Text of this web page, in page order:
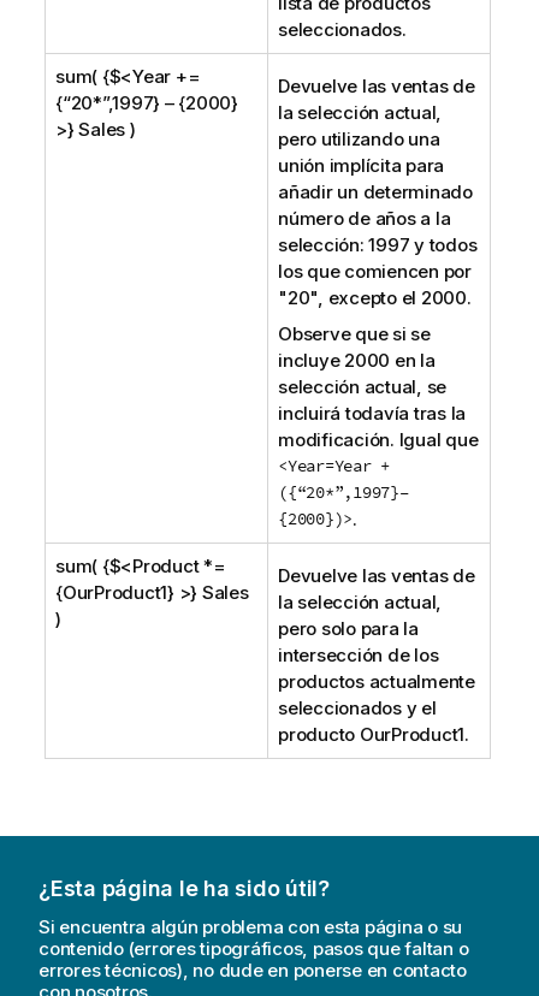
seleccionados.
sum( {$<Year +=
{“20*”,1997} – {2000}
>} Sales )
Devuelve las ventas de
la selección actual,
pero utilizando una
unión implícita para
añadir un determinado
número de años a la
selección: 1997 y todos
los que comiencen por
"20", excepto el 2000.
Observe que si se
incluye 2000 en la
selección actual, se
incluirá todavía tras la
modificación. Igual que
<Year=Year +
({“20*”,1997}–
{2000})>.
sum( {$<Product *=
{OurProduct1} >} Sales
)
Devuelve las ventas de
la selección actual,
pero solo para la
intersección de los
productos actualmente
seleccionados y el
producto OurProduct1.
¿Esta página le ha sido útil?
Si encuentra algún problema con esta página o su
contenido (errores tipográficos, pasos que faltan o
errores técnicos), no dude en ponerse en contacto